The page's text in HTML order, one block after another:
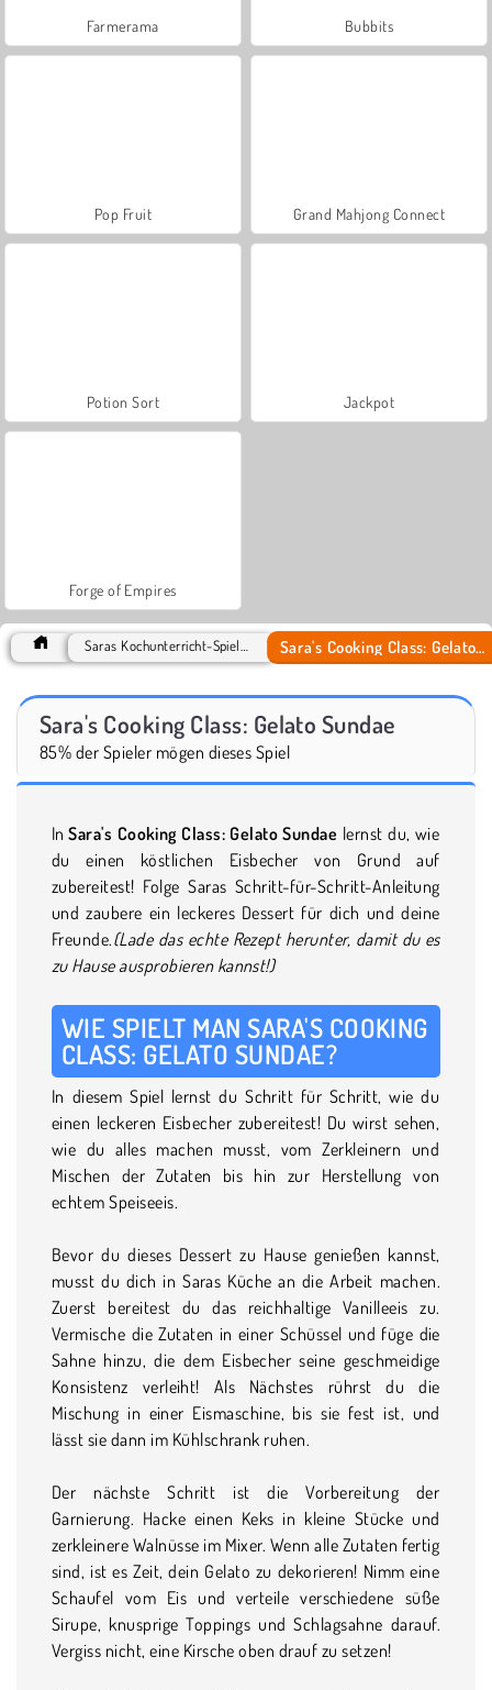
Farmerama Bubbits
Pop Fruit Grand Mahjong Connect
Potion Sort Jackpot
Forge of Empires
Sara's Cooking Class: Gelato Sundae
85% der Spieler mögen dieses Spiel
InSara's Cooking Class: Gelato Sundae lernst du, wie
du einen köstlichen Eisbecher von Grund auf
zubereitest! Folge Saras Schritt-für-Schritt-Anleitung
und zaubere ein leckeres Dessert für dich und deine
Freunde.(Lade das echte Rezept herunter, damit du es
zu Hause ausprobieren kannst!)
WIE SPIELT MAN SARA'S COOKING
CLASS: GELATO SUNDAE?
In diesem Spiel lernst du Schritt für Schritt, wie du
einen leckeren Eisbecher zubereitest! Du wirst sehen,
wie du alles machen musst, vom Zerkleinern und
Mischen der Zutaten bis hin zur Herstellung von
echtem Speiseeis.
Bevor du dieses Dessert zu Hause genießen kannst,
musst du dich in Saras Küche an die Arbeit machen.
Zuerst bereitest du das reichhaltige Vanilleeis zu.
Vermische die Zutaten in einer Schüssel und füge die
Sahne hinzu, die dem Eisbecher seine geschmeidige
Konsistenz verleiht! Als Nächstes rührst du die
Mischung in einer Eismaschine, bis sie fest ist, und
lässt sie dann im Kühlschrank ruhen.
Der nächste Schritt ist die Vorbereitung der
Garnierung. Hacke einen Keks in kleine Stücke und
zerkleinere Walnüsse im Mixer. Wenn alle Zutaten fertig
sind, ist es Zeit, dein Gelato zu dekorieren! Nimm eine
Schaufel vom Eis und verteile verschiedene süße
Sirupe, knusprige Toppings und Schlagsahne darauf.
Vergiss nicht, eine Kirsche oben drauf zu setzen!